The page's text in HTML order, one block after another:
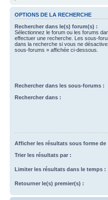
OPTIONS DE LA RECHERCHE
Rechercher dans le(s) forum(s) :
Sélectionnez le forum ou les forums
effectuer une recherche. Les sous-
dans la recherche si vous ne
sous-forums » affichée ci-dessous.
Rechercher dans les sous-forums :
Rechercher dans :
Afficher les résultats sous forme de
Trier les résultats par :
Limiter les résultats dans le temps :
Retourner le(s) premier(s) :